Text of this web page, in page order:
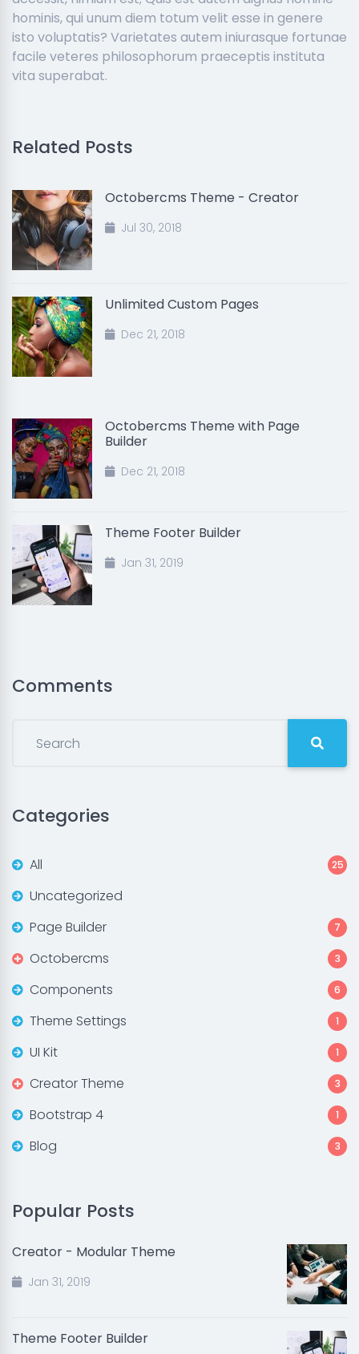
hominis, qui unum diem totum velit esse in genere
isto voluptatis? Varietates autem iniurasque fortunae
facile veteres philosophorum praeceptis instituta
vita superabat.
Related Posts
Octobercms Theme - Creator
Jul 30, 2018
Unlimited Custom Pages
Dec 21, 2018
Octobercms Theme with Page
Builder
Dec 21, 2018
Theme Footer Builder
Jan 31, 2019
Comments
Categories
All 25
Uncategorized
Page Builder
7
Octobercms 3
Components 6
Theme Settings 1
UI Kit 1
Creator Theme 3
Bootstrap 4 1
Blog 3
Popular Posts
Creator - Modular Theme
Jan 31, 2019
Theme Footer Builder